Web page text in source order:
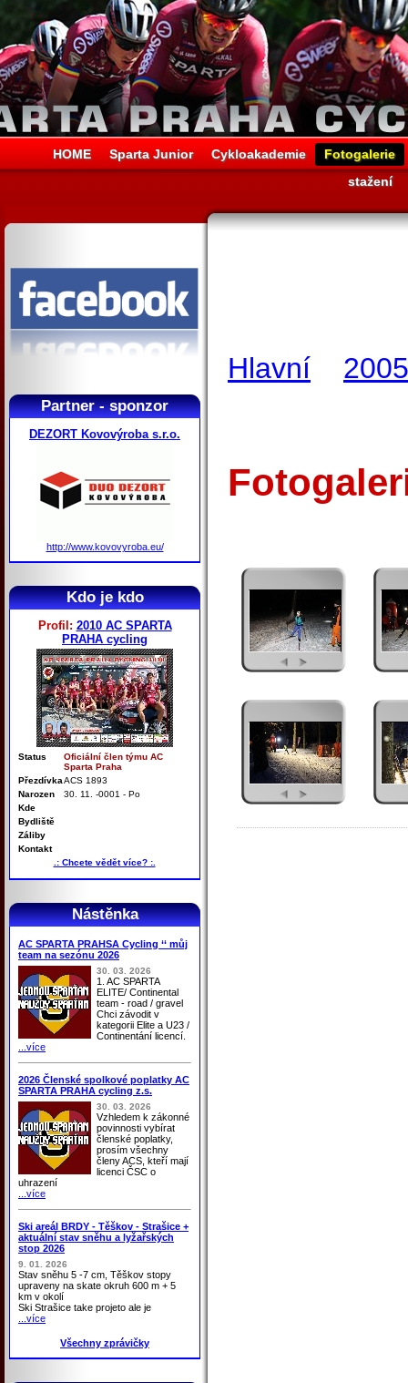
HOME Sparta Junior Cykloakademie
Fotogalerie
stažení
Partner - sponzor
DEZORT Kovovýroba s.r.o.
http://www.kovovyroba.eu/
Kdo je kdo
Profil: 2010 AC SPARTA
PRAHA cycling
Status
Oficiální člen týmu AC
Sparta Praha
PřezdívkaACS 1893
Narozen
30. 11. -0001 - Po
Kde
Bydliště
Záliby
Kontakt
.: Chcete vědět více? :.
Nástěnka
AC SPARTA PRAHSA Cycling ‘‘ můj
team na sezónu 2026
30. 03. 2026
1. AC SPARTA
ELITE/ Continental
team - road / gravel
Chci závodit v
kategorii Elite a U23 /
Continentání licencí.
...více
2026 Členské spolkové poplatky AC
SPARTA PRAHA cycling z.s.
30. 03. 2026
Vzhledem k zákonné
povinnosti vybírat
členské poplatky,
prosím všechny
členy ACS, kteří mají
licenci ČSC o
uhrazení
...více
Ski areál BRDY - Těškov - Strašice +
aktuální stav sněhu a lyžařských
stop 2026
9. 01. 2026
Stav sněhu 5 -7 cm, Těškov stopy
upraveny na skate okruh 600 m + 5
km v okolí
Ski Strašice take projeto ale je
...více
Všechny zprávičky
Hlavní 2005